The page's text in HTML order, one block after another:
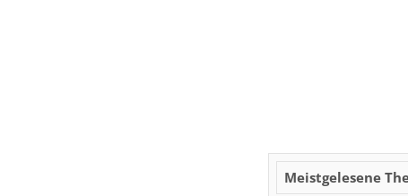
Meistgelesene